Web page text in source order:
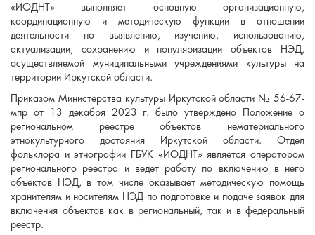
«ИОДНТ» выполняет основную организационную,
координационную и методическую функции в отношении
деятельности по выявлению, изучению, использованию,
актуализации, сохранению и популяризации объектов НЭД,
осуществляемой муниципальными учреждениями культуры на
территории Иркутской области.
Приказом Министерства культуры Иркутской области № 56-67-
мпр от 13 декабря 2023 г. было утверждено Положение о
региональном реестре объектов нематериального
этнокультурного достояния Иркутской области. Отдел
фольклора и этнографии ГБУК «ИОДНТ» является оператором
регионального реестра и ведет работу по включению в него
объектов НЭД, в том числе оказывает методическую помощь
хранителям и носителям НЭД по подготовке и подаче заявок для
включения объектов как в региональный, так и в федеральный
реестр.